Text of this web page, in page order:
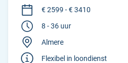
€ 2599 - € 3410
8 - 36 uur
Almere
Flexibel in loondienst